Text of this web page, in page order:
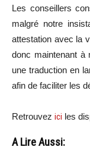
Les conseillers
malgré notre
attestation avec la
donc maintenant à
une traduction en
afin de faciliter les
Retrouvez ici les
A Lire Aussi: